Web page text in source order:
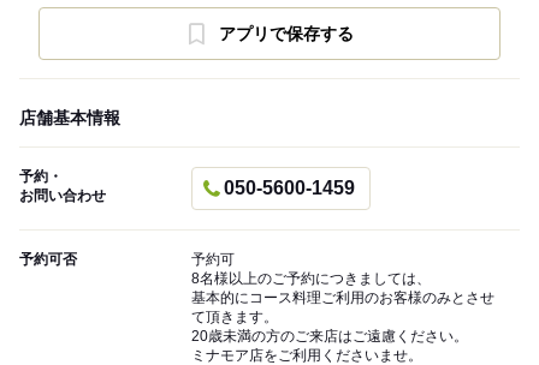
アプリで保存する
店舗基本情報
予約・
お問い合わせ
050-5600-1459
予約可否
予約可
8名様以上のご予約につきましては、
基本的にコース料理ご利用のお客様のみとさせ
て頂きます。
20歳未満の方のご来店はご遠慮ください。
ミナモア店をご利用くださいませ。